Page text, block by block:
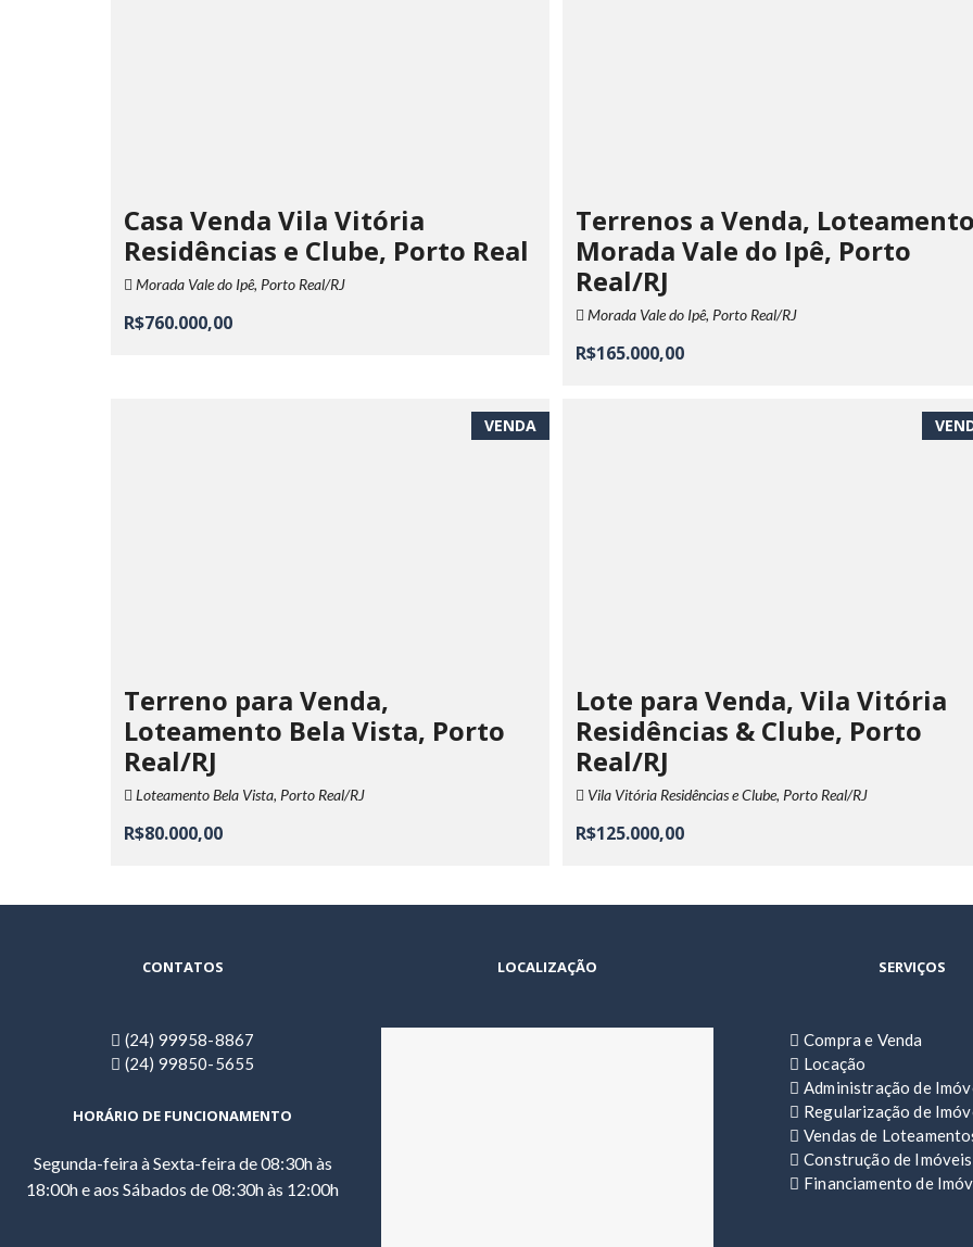
Casa Venda Vila Vitória
Residências e Clube, Porto Real
Morada Vale do Ipê, Porto Real/RJ
R$760.000,00
Terrenos a Venda,
Morada Vale do Ipê, Porto
Real/RJ
Morada Vale do Ipê, Porto Real/RJ
R$165.000,00
VENDA
Terreno para Venda,
Loteamento Bela Vista, Porto
Real/RJ
Loteamento Bela Vista, Porto Real/RJ
R$80.000,00
Lote para Venda, Vila Vitória
Residências & Clube, Porto
Real/RJ
Vila Vitória Residências e Clube, Porto Real/RJ
R$125.000,00
CONTATOS
(24) 99958-8867
(24) 99850-5655
HORÁRIO DE FUNCIONAMENTO
Segunda-feira à Sexta-feira de 08:30h às
18:00h e aos Sábados de 08:30h às 12:00h
LOCALIZAÇÃO SERVIÇOS
Compra e Venda
Locação
Administração de
Regularização de
Vendas de
Construção de Imóveis
Financiamento de